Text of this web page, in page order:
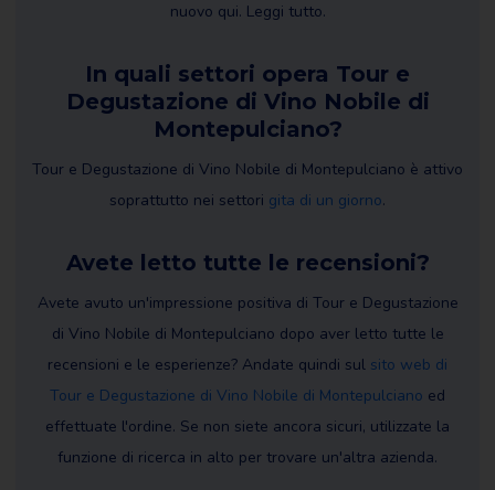
nuovo qui. Leggi tutto.
In quali settori opera Tour e
Degustazione di Vino Nobile di
Montepulciano?
Tour e Degustazione di Vino Nobile di Montepulciano è attivo
soprattutto nei settori gita di un giorno.
Avete letto tutte le recensioni?
Avete avuto un'impressione positiva di Tour e Degustazione
di Vino Nobile di Montepulciano dopo aver letto tutte le
recensioni e le esperienze? Andate quindi sul sito web di
Tour e Degustazione di Vino Nobile di Montepulciano ed
effettuate l'ordine. Se non siete ancora sicuri, utilizzate la
funzione di ricerca in alto per trovare un'altra azienda.